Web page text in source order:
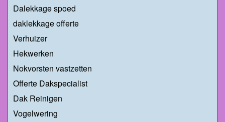
Dalekkage spoed
daklekkage offerte
Verhuizer
Hekwerken
Nokvorsten vastzetten
Offerte Dakspecialist
Dak Reinigen
Vogelwering